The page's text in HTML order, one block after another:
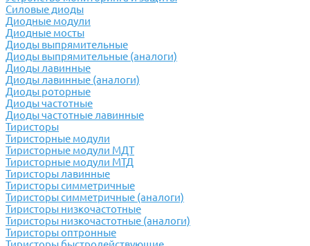
Силовые диоды
Диодные модули
Диодные мосты
Диоды выпрямительные
Диоды выпрямительные (аналоги)
Диоды лавинные
Диоды лавинные (аналоги)
Диоды роторные
Диоды частотные
Диоды частотные лавинные
Тиристоры
Тиристорные модули
Тиристорные модули МДТ
Тиристорные модули МТД
Тиристоры лавинные
Тиристоры симметричные
Тиристоры симметричные (аналоги)
Тиристоры низкочастотные
Тиристоры низкочастотные (аналоги)
Тиристоры оптронные